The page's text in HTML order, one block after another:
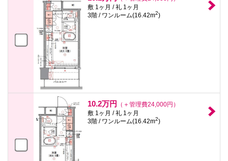
敷 1ヶ月 / 礼 1ヶ月
3階 / ワンルーム(16.42m2)
10.2万円
（＋管理費24,000円）
敷 1ヶ月 / 礼 1ヶ月
3階 / ワンルーム(16.42m2)